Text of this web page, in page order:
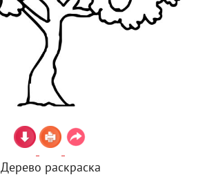
Дерево раскраска